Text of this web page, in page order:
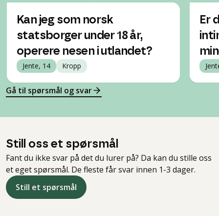
Kan jeg som norsk
statsborger under 18 år,
operere nesen i utlandet?
Jente, 14 Kropp
Er
Gå til spørsmål og svar
Still oss et spørsmål
Fant du ikke svar på det du lurer på? Da kan du stille oss
et eget spørsmål. De fleste får svar innen 1-3 dager.
Still et spørsmål